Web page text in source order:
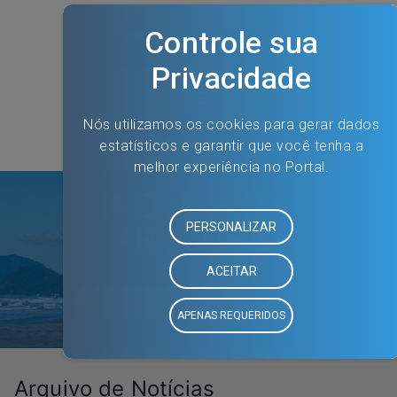
O QUE VOCÊ
PROCURA?
Arquivo de Notícias